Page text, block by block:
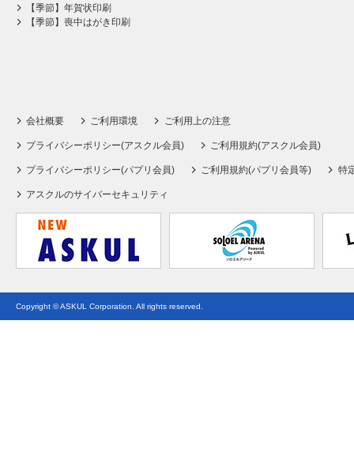
【季節】年賀状印刷
【季節】喪中はがき印刷
会社概要 ご利用環境 ご利用上の注意
プライバシーポリシー(アスクル会員) ご利用規約(アスクル会員)
プライバシーポリシー(パプリ会員) ご利用規約(パプリ会員等) 特
アスクルのサイバーセキュリティ
Copyright © ASKUL Corporation. All rights reserved.